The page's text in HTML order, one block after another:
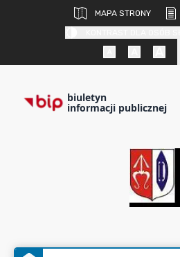
MAPA STRONY
biuletyn
informacji publicznej